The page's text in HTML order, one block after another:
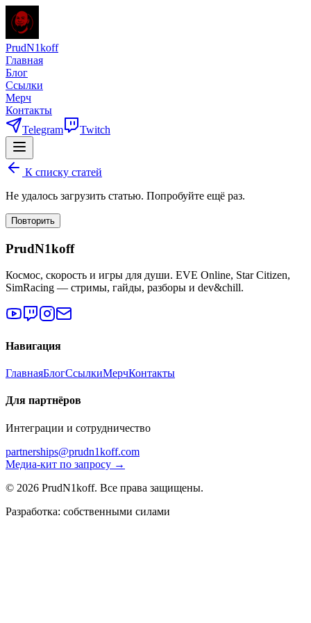
PrudN1koff
Главная
Блог
Ссылки
Мерч
Контакты
Telegram
Twitch
К списку статей
Не удалось загрузить статью. Попробуйте ещё раз.
Повторить
PrudN1koff
Космос, скорость и игры для души. EVE Online, Star Citizen,
SimRacing — стримы, гайды, разборы и dev&chill.
Навигация
ГлавнаяБлогСсылкиМерчКонтакты
Для партнёров
Интеграции и сотрудничество
partnerships@prudn1koff.com
Медиа-кит по запросу →
© 2026 PrudN1koff. Все права защищены.
Разработка: собственными силами